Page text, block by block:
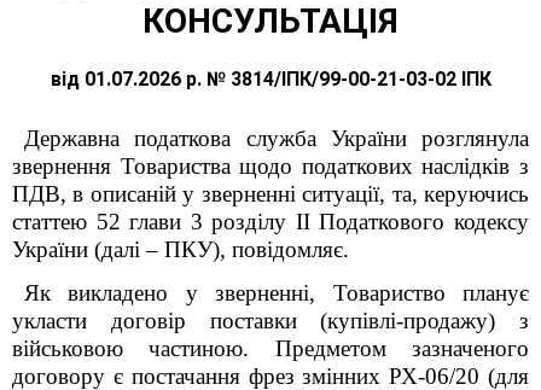
КОНСУЛЬТАЦІЯ
від 01.07.2026 р. № 3814/ІПК/99-00-21-03-02 ІПК
Державна податкова служба України розглянула
звернення Товариства щодо податкових наслідків з
ПДВ,в описаній у зверненні ситуації, та, керуючись
статтею 52 глави 3 розділу ІІПодаткового кодексу
України (далі – ПКУ), повідомляє.
Як викладено у зверненні, Товариство планує
укласти договір поставки (купівлі-продажу) з
військовою частиною. Предметом зазначеного
договору є постачання фрез змінних РХ-06/20 (для